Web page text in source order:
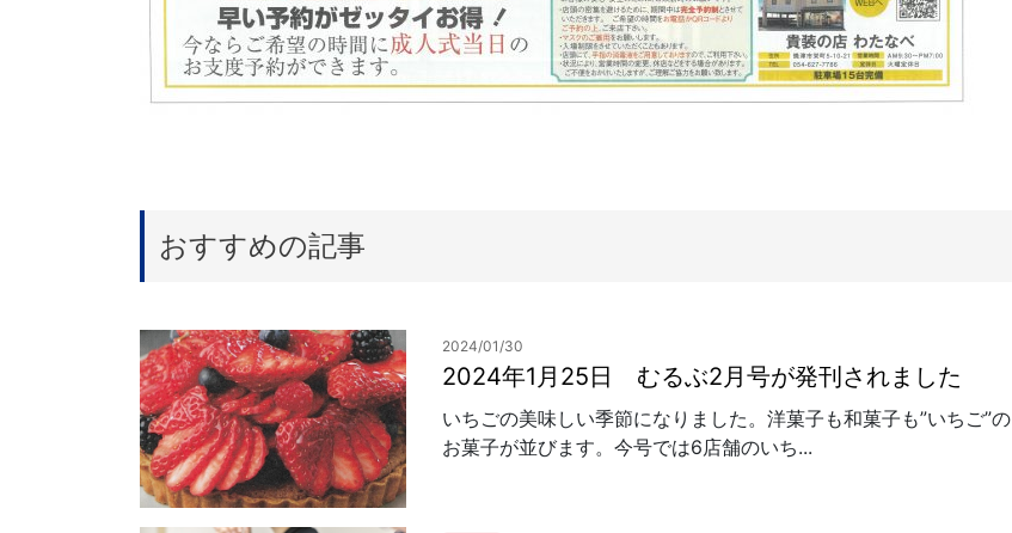
おすすめの記事
2024/01/30
2024年1月25日 むるぶ2月号が発刊されました
いちごの美味しい季節になりました。洋菓子も和菓子も”いちご”の
お菓子が並びます。今号では6店舗のいち...